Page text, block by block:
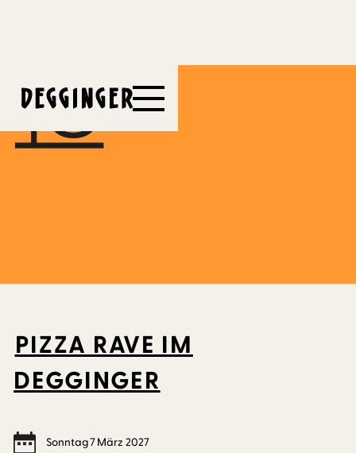
7.3.2027
PIZZA RAVE IM
DEGGINGER
Sonntag7März 2027